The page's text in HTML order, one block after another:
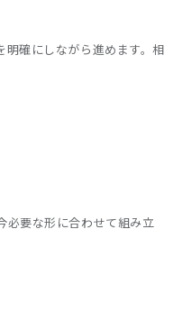
明確にしながら進めます。相
必要な形に合わせて組み立